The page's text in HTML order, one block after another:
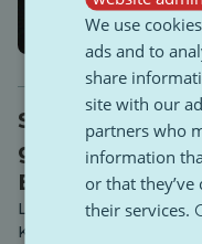
Schwedens
gegen
Ergebnisse
Lässt sich der
Kombination aus
We use
ads and to
share
site with our
partners who
information
or that
their services.